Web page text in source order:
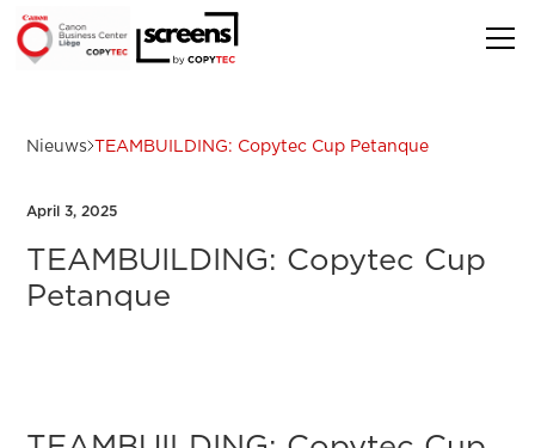
Nieuws TEAMBUILDING: Copytec Cup Petanque
April 3, 2025
TEAMBUILDING: Copytec Cup
Petanque